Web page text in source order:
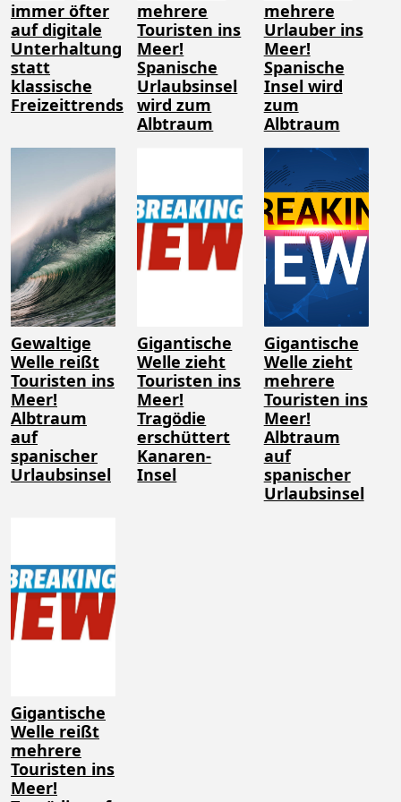
immer öfter
auf digitale
Unterhaltung
statt
klassische
Freizeittrends
mehrere
Touristen ins
Meer!
Spanische
Urlaubsinsel
wird zum
Albtraum
mehrere
Urlauber ins
Meer!
Spanische
Insel wird
zum
Albtraum
Gewaltige
Welle reißt
Touristen ins
Meer!
Albtraum
auf
spanischer
Urlaubsinsel
Gigantische
Welle zieht
Touristen ins
Meer!
Tragödie
erschüttert
Kanaren-
Insel
Gigantische
Welle zieht
mehrere
Touristen ins
Meer!
Albtraum
auf
spanischer
Urlaubsinsel
Gigantische
Welle reißt
mehrere
Touristen ins
Meer!